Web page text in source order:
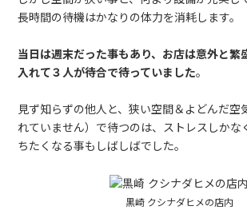
長時間の待機はかなりの体力を消耗します。
当日は週末だった事もあり、お店は意外と繁
入れて３人が待合で待っていました。
見ず知らずの他人と、狭い空間＆よどんだ空
れていません）で待つのは、ストレスしかな
ちたくなる事もしばしばでした。
黒崎 クシナダヒメの店内